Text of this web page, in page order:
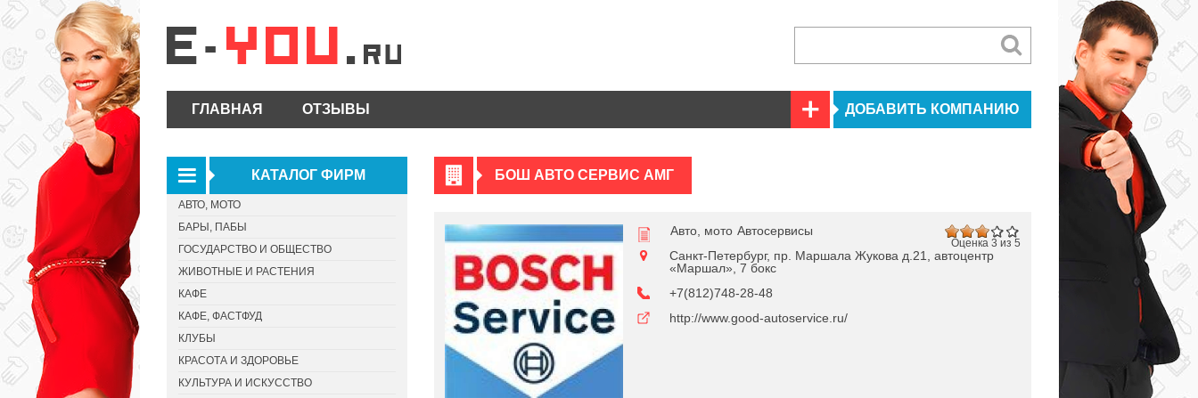
ГЛАВНАЯ ОТЗЫВЫ ДОБАВИТЬ КОМПАНИЮ
БОШ АВТО СЕРВИС АМГ
Оценка 3 из 5
Авто, мото Автосервисы
Санкт-Петербург, пр. Маршала Жукова д.21, автоцентр
«Маршал», 7 бокс
+7(812)748-28-48
http://www.good-autoservice.ru/
КАТАЛОГ ФИРМ
АВТО, МОТО
БАРЫ, ПАБЫ
ГОСУДАРСТВО И ОБЩЕСТВО
ЖИВОТНЫЕ И РАСТЕНИЯ
КАФЕ
КАФЕ, ФАСТФУД
КЛУБЫ
КРАСОТА И ЗДОРОВЬЕ
КУЛЬТУРА И ИСКУССТВО